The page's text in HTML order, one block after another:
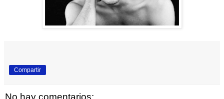
Compartir